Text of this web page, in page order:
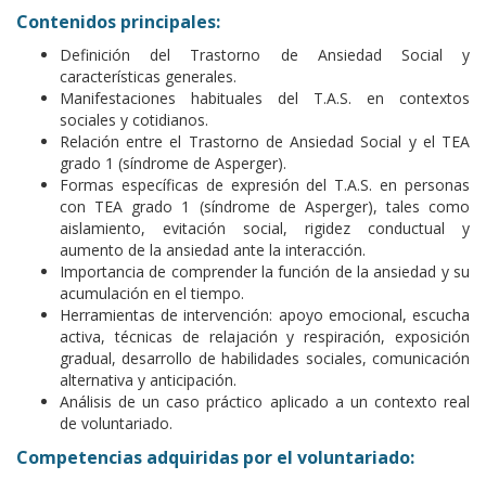
Contenidos principales:
Definición del Trastorno de Ansiedad Social y
características generales.
Manifestaciones habituales del T.A.S. en contextos
sociales y cotidianos.
Relación entre el Trastorno de Ansiedad Social y el TEA
grado 1 (síndrome de Asperger).
Formas específicas de expresión del T.A.S. en personas
con TEA grado 1 (síndrome de Asperger), tales como
aislamiento, evitación social, rigidez conductual y
aumento de la ansiedad ante la interacción.
Importancia de comprender la función de la ansiedad y su
acumulación en el tiempo.
Herramientas de intervención: apoyo emocional, escucha
activa, técnicas de relajación y respiración, exposición
gradual, desarrollo de habilidades sociales, comunicación
alternativa y anticipación.
Análisis de un caso práctico aplicado a un contexto real
de voluntariado.
Competencias adquiridas por el voluntariado: